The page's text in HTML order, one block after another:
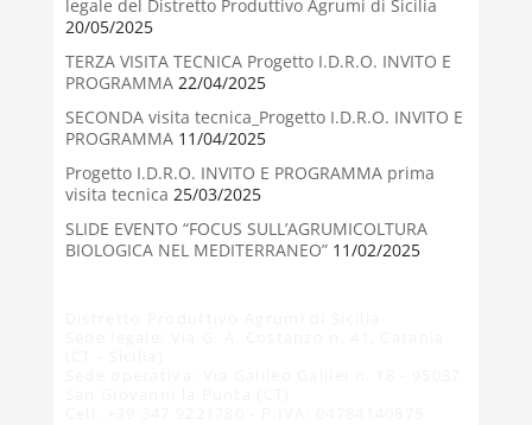
legale del Distretto Produttivo Agrumi di Sicilia
20/05/2025
TERZA VISITA TECNICA Progetto I.D.R.O. INVITO E
PROGRAMMA22/04/2025
SECONDA visita tecnica_Progetto I.D.R.O. INVITO E
PROGRAMMA11/04/2025
Progetto I.D.R.O. INVITO E PROGRAMMA prima
visita tecnica 25/03/2025
SLIDE EVENTO “FOCUS SULL’AGRUMICOLTURA
BIOLOGICA NEL MEDITERRANEO”11/02/2025